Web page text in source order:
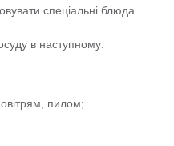
спеціальні блюда.
в наступному:
пилом;